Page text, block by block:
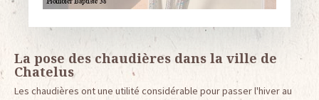
La pose des chaudières dans la ville de
Chatelus
Les chaudières ont une utilité considérable pour passer l'hiver au